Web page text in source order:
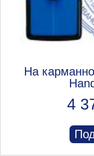
На
4